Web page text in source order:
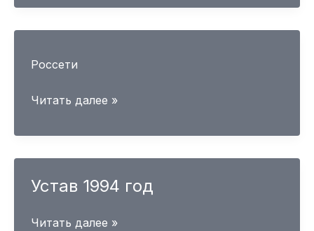
Россети
Читать далее »
Устав 1994 год
Устав
Читать далее »